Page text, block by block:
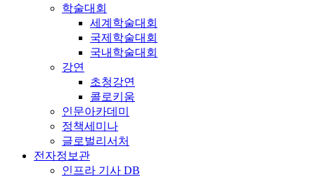
학술대회
세계학술대회
국제학술대회
국내학술대회
강연
초청강연
콜로키움
인문아카데미
정책세미나
글로벌리서처
전자정보관
인프라 기사 DB